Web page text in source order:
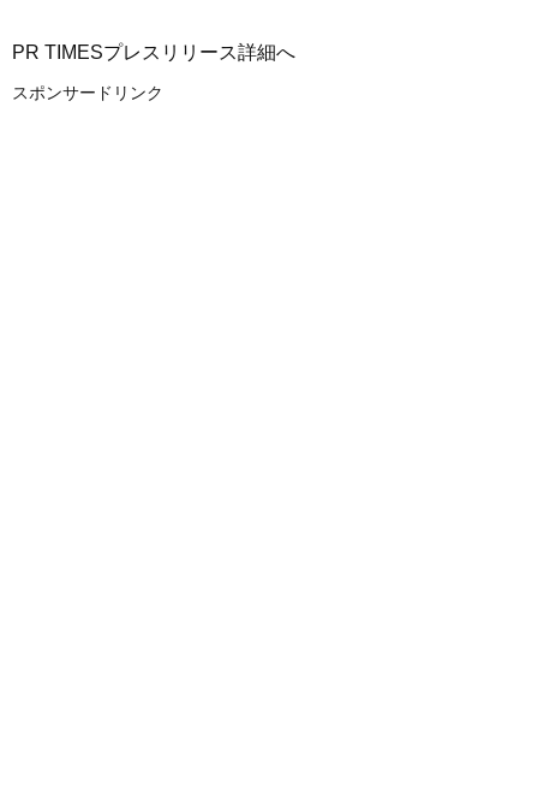
PR TIMESプレスリリース詳細へ
スポンサードリンク